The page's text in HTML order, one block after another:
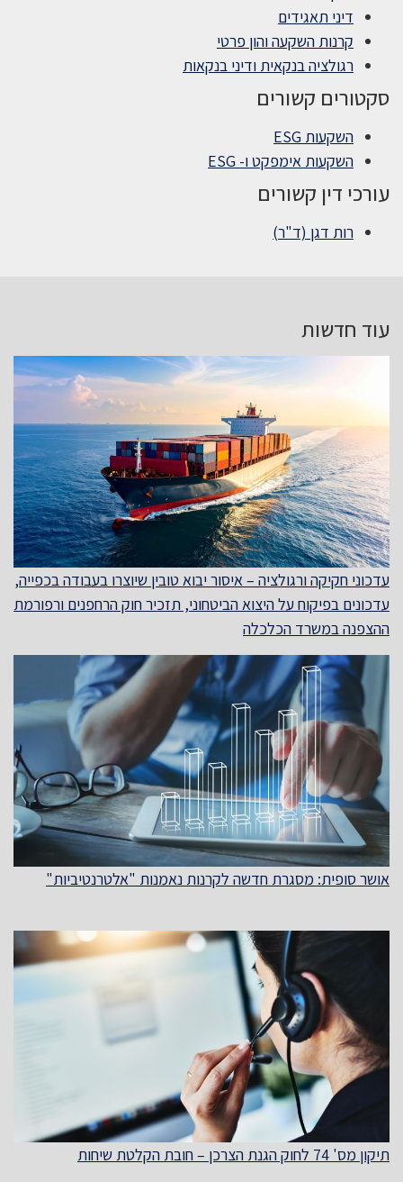
דיני תאגידים
קרנות השקעה והון פרטי
רגולציה בנקאית ודיני בנקאות
סקטורים קשורים
השקעות ESG
השקעות אימפקט ו- ESG
עורכי דין קשורים
רות דגן (ד"ר)
עוד חדשות
עדכוני חקיקה ורגולציה – איסור יבוא טובין שיוצרו בעבודה בכפייה,
עדכונים בפיקוח על היצוא הביטחוני, תזכיר חוק הרחפנים ורפורמת
ההצפנה במשרד הכלכלה
אושר סופית: מסגרת חדשה לקרנות נאמנות "אלטרנטיביות"
תיקון מס' 74 לחוק הגנת הצרכן – חובת הקלטת שיחות